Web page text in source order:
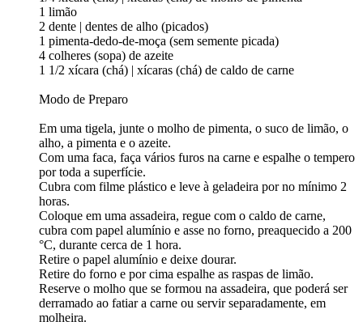
1 limão
2 dente | dentes de alho (picados)
1 pimenta-dedo-de-moça (sem semente picada)
4 colheres (sopa) de azeite
1 1/2 xícara (chá) | xícaras (chá) de caldo de carne
Modo de Preparo
Em uma tigela, junte o molho de pimenta, o suco de limão, o
alho, a pimenta e o azeite.
Com uma faca, faça vários furos na carne e espalhe o tempero
por toda a superfície.
Cubra com filme plástico e leve à geladeira por no mínimo 2
horas.
Coloque em uma assadeira, regue com o caldo de carne,
cubra com papel alumínio e asse no forno, preaquecido a 200
°C, durante cerca de 1 hora.
Retire o papel alumínio e deixe dourar.
Retire do forno e por cima espalhe as raspas de limão.
Reserve o molho que se formou na assadeira, que poderá ser
derramado ao fatiar a carne ou servir separadamente, em
molheira.